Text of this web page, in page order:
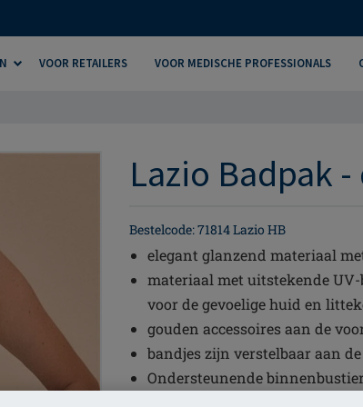
VOOR RETAILERS VOOR MEDISCHE PROFESSIONALS
Lazio Badpak
Bestelcode: 71814 Lazio HB
elegant glanzend materiaal
materiaal met uitstekende
voor de gevoelige huid en
gouden accessoires aan de
bandjes zijn verstelbaar aan
Ondersteunende
gevoerde cups houdt een